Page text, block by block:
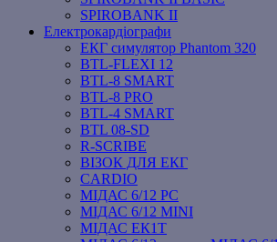
SPIROBANK II
Електрокардіографи
ЕКГ симулятор Phantom 320
BTL-FLEXI 12
BTL-8 SMART
BTL-8 PRO
BTL-4 SMART
BTL 08-SD
R-SCRIBE
ВІЗОК ДЛЯ ЕКГ
CARDIO
МІДАС 6/12 PC
МІДАС 6/12 MINI
МІДАС ЕК1Т